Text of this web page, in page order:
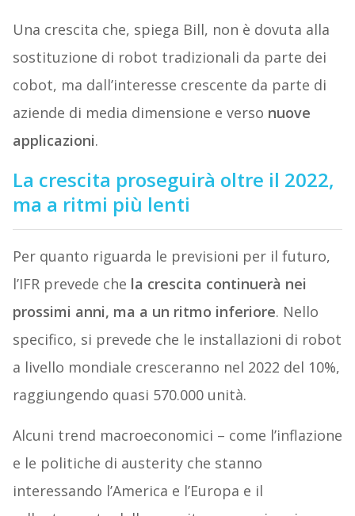
Una crescita che, spiega Bill, non è dovuta alla
sostituzione di robot tradizionali da parte dei
cobot, ma dall’interesse crescente da parte di
aziende di media dimensione e verso nuove
applicazioni.
La crescita proseguirà oltre il 2022,
ma a ritmi più lenti
Per quanto riguarda le previsioni per il futuro,
l’IFR prevede che la crescita continuerà nei
prossimi anni, ma a un ritmo inferiore. Nello
specifico, si prevede che le installazioni di robot
a livello mondiale cresceranno nel 2022 del 10%,
raggiungendo quasi 570.000 unità.
Alcuni trend macroeconomici – come l’inflazione
e le politiche di austerity che stanno
interessando l’America e l’Europa e il